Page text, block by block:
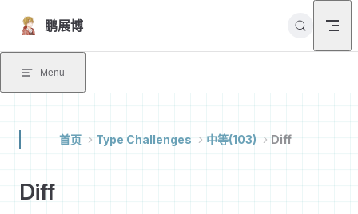
Skip to content
鹏展博
Menu
首页 Type Challenges 中等(103) Diff
Diff